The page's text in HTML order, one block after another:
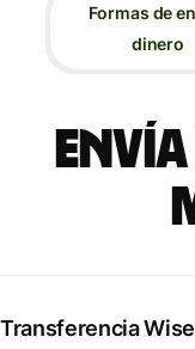
Formas de
dinero
Transferencia Wise